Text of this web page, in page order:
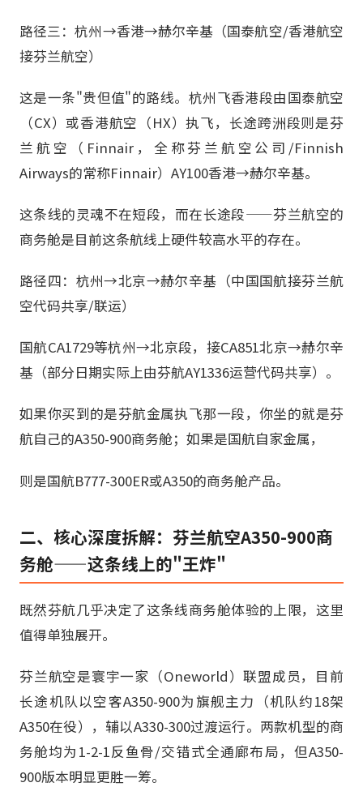
路径三：杭州→香港→赫尔辛基（国泰航空/香港航空
接芬兰航空）
这是一条"贵但值"的路线。杭州飞香港段由国泰航空
（CX）或香港航空（HX）执飞，长途跨洲段则是芬
兰航空（Finnair，全称芬兰航空公司/Finnish
Airways的常称Finnair）AY100香港→赫尔辛基。
这条线的灵魂不在短段，而在长途段——芬兰航空的
商务舱是目前这条航线上硬件较高水平的存在。
路径四：杭州→北京→赫尔辛基（中国国航接芬兰航
空代码共享/联运）
国航CA1729等杭州→北京段，接CA851北京→赫尔辛
基（部分日期实际上由芬航AY1336运营代码共享）。
如果你买到的是芬航金属执飞那一段，你坐的就是芬
航自己的A350-900商务舱；如果是国航自家金属，
则是国航B777-300ER或A350的商务舱产品。
二、核心深度拆解：芬兰航空A350-900商
务舱——这条线上的"王炸"
既然芬航几乎决定了这条线商务舱体验的上限，这里
值得单独展开。
芬兰航空是寰宇一家（Oneworld）联盟成员，目前
长途机队以空客A350-900为旗舰主力（机队约18架
A350在役），辅以A330-300过渡运行。两款机型的商
务舱均为1-2-1反鱼骨/交错式全通廊布局，但A350-
900版本明显更胜一筹。